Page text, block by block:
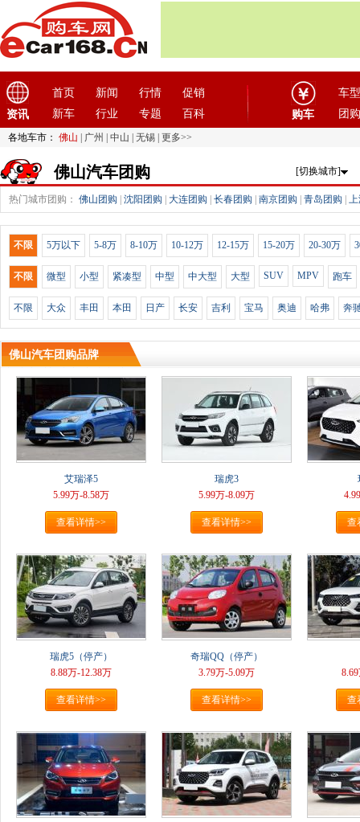
资讯
首页 新闻 行情
促销
新车
行业 专题 百科 购车
车型
团购
各地车市： 佛山 广州 中山 无锡 更多>>
佛山汽车团购 [切换城市]
热门城市团购： 佛山团购 沈阳团购 大连团购 长春团购 南京团购 青岛团购
不限 5万以下 5-8万 8-10万 10-12万 12-15万 15-20万 20-30万
不限 微型 小型 紧凑型 中型 中大型 大型 SUV MPV 跑车
不限 大众 丰田 本田 日产 长安 吉利 宝马 奥迪 哈弗 奔
佛山汽车团购品牌
艾瑞泽5
5.99万-8.58万
查看详情>>
瑞虎3
5.99万-8.09万
查看详情>> 查
瑞虎5（停产）
8.88万-12.38万
查看详情>>
奇瑞QQ（停产）
3.79万-5.09万
查看详情>> 查